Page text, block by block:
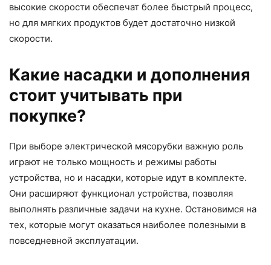
высокие скорости обеспечат более быстрый процесс,
но для мягких продуктов будет достаточно низкой
скорости.
Какие насадки и дополнения
стоит учитывать при
покупке?
При выборе электрической мясорубки важную роль
играют не только мощность и режимы работы
устройства, но и насадки, которые идут в комплекте.
Они расширяют функционал устройства, позволяя
выполнять различные задачи на кухне. Остановимся на
тех, которые могут оказаться наиболее полезными в
повседневной эксплуатации.